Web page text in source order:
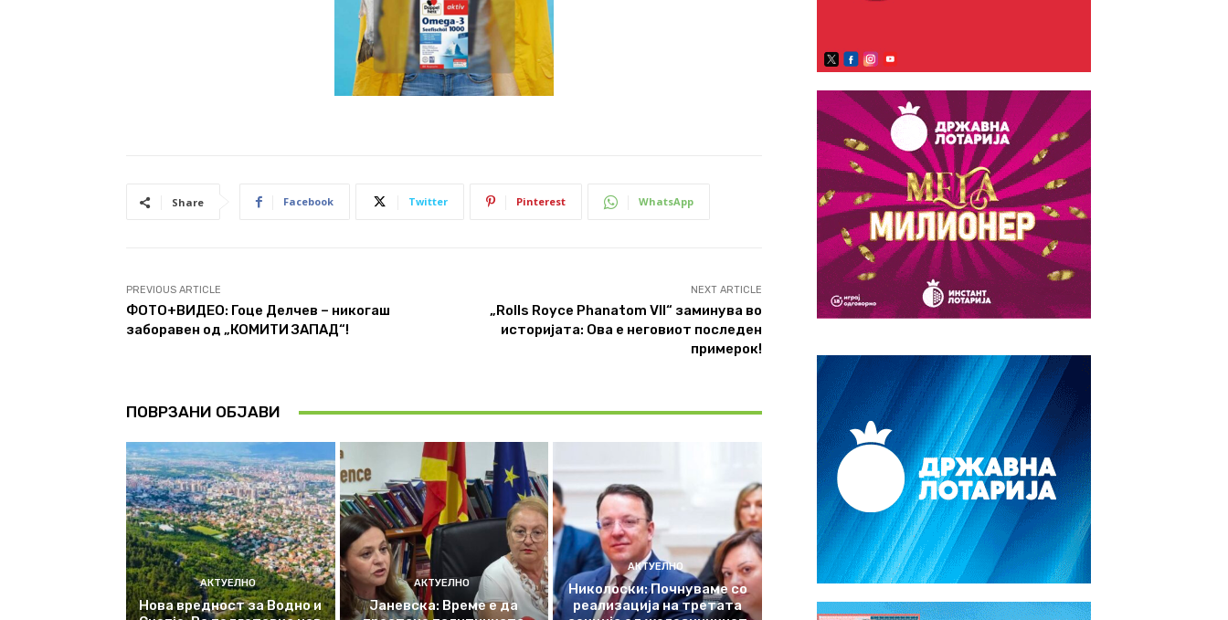
Share Facebook Twitter Pinterest WhatsApp
PREVIOUS ARTICLE
ФОТО+ВИДЕО: Гоце Делчев – никогаш
заборавен од „КОМИТИ ЗАПАД“!
NEXT ARTICLE
„Rolls Royce Phanatom VII“ заминува во
историјата: Ова е неговиот последен
примерок!
ПОВРЗАНИ ОБЈАВИ
АКТУЕЛНО
Нова вредност за Водно и
АКТУЕЛНО
Јаневска: Време е да
АКТУЕЛНО
Николоски: Почнуваме со
реализација на третата